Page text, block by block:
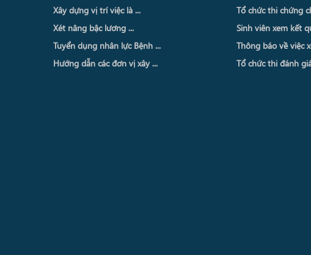
Xây dựng vị trí việc là ...
Xét nâng bậc lương ...
Tuyển dụng nhân lực Bệnh ...
Hướng dẫn các đơn vị xây ...
Tổ chức thi chứng
Sinh viên xem kết
Thông báo về việc
Tổ chức thi đánh